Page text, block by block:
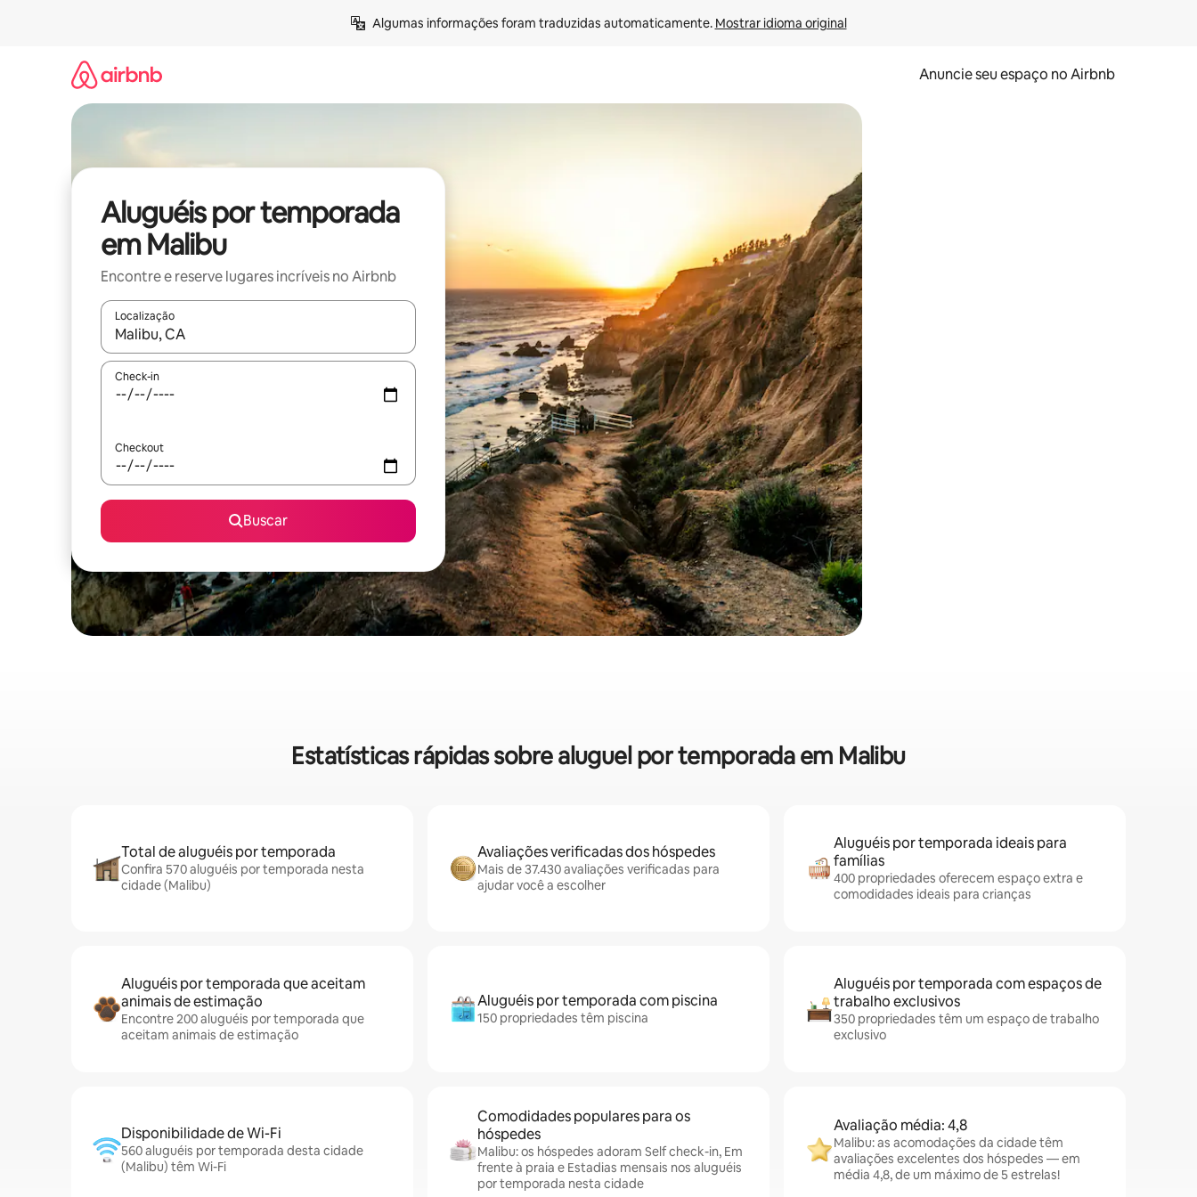
Algumas informações foram traduzidas automaticamente. Mostrar idioma original
Anuncie seu espaço no Airbnb
Aluguéis por temporada
em Malibu
Encontre e reserve lugares incríveis no Airbnb
Localização
Quando os resultados estiverem disponíveis, explore-os usando as seta para cima e para baixo do teclado ou tocando e deslizando o dedo na tela.
Check-in
Checkout
Buscar
Estatísticas rápidas sobre aluguel por temporada em Malibu
Total de aluguéis por temporada
Confira 570 aluguéis por temporada nesta
cidade (Malibu)
Avaliações verificadas dos hóspedes
Mais de 37.430 avaliações verificadas para
ajudar você a escolher
Aluguéis por temporada ideais para
famílias
400 propriedades oferecem espaço extra e
comodidades ideais para crianças
Aluguéis por temporada que aceitam
animais de estimação
Encontre 200 aluguéis por temporada que
aceitam animais de estimação
Aluguéis por temporada com piscina
150 propriedades têm piscina
Aluguéis por temporada com espaços de
trabalho exclusivos
350 propriedades têm um espaço de trabalho
exclusivo
Disponibilidade de Wi-Fi
560 aluguéis por temporada desta cidade
(Malibu) têm Wi-Fi
Comodidades populares para os
hóspedes
Malibu: os hóspedes adoram Self check-in, Em
frente à praia e Estadias mensais nos aluguéis
por temporada nesta cidade
Avaliação média: 4,8
Malibu: as acomodações da cidade têm
avaliações excelentes dos hóspedes — em
média 4,8, de um máximo de 5 estrelas!